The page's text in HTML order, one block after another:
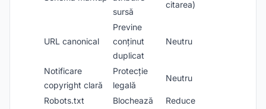
sursă
citarea)
URL canonical
Previne
conținut
duplicat
Neutru
Notificare
copyright clară
Protecție
legală
Neutru
Robots.txt
Blochează
Reduce